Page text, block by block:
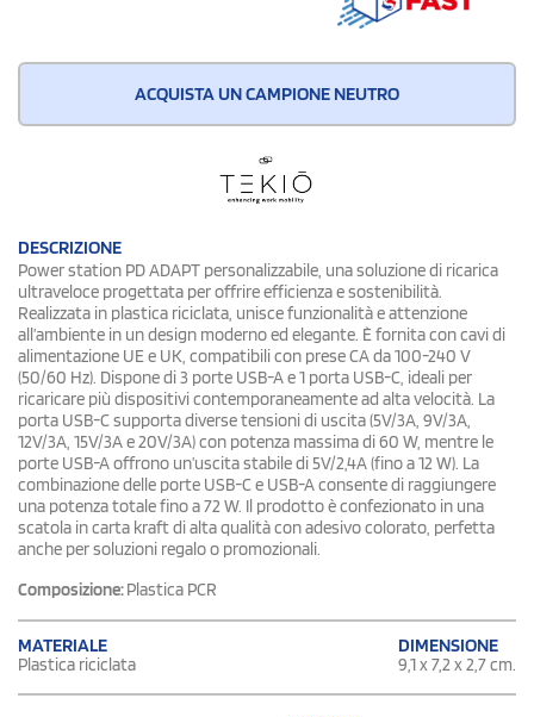
ACQUISTA UN CAMPIONE NEUTRO
DESCRIZIONE
Power station PD ADAPT personalizzabile, una soluzione di ricarica
ultraveloce progettata per offrire efficienza e sostenibilità.
Realizzata in plastica riciclata, unisce funzionalità e attenzione
all’ambiente in un design moderno ed elegante. È fornita con cavi di
alimentazione UE e UK, compatibili con prese CA da 100-240 V
(50/60 Hz). Dispone di 3 porte USB-A e 1 porta USB-C, ideali per
ricaricare più dispositivi contemporaneamente ad alta velocità. La
porta USB-C supporta diverse tensioni di uscita (5V/3A, 9V/3A,
12V/3A, 15V/3A e 20V/3A) con potenza massima di 60 W, mentre le
porte USB-A offrono un’uscita stabile di 5V/2,4A (fino a 12 W). La
combinazione delle porte USB-C e USB-A consente di raggiungere
una potenza totale fino a 72 W. Il prodotto è confezionato in una
scatola in carta kraft di alta qualità con adesivo colorato, perfetta
anche per soluzioni regalo o promozionali.
Composizione:Plastica PCR
MATERIALE
Plastica riciclata
DIMENSIONE
9,1 x 7,2 x 2,7 cm.